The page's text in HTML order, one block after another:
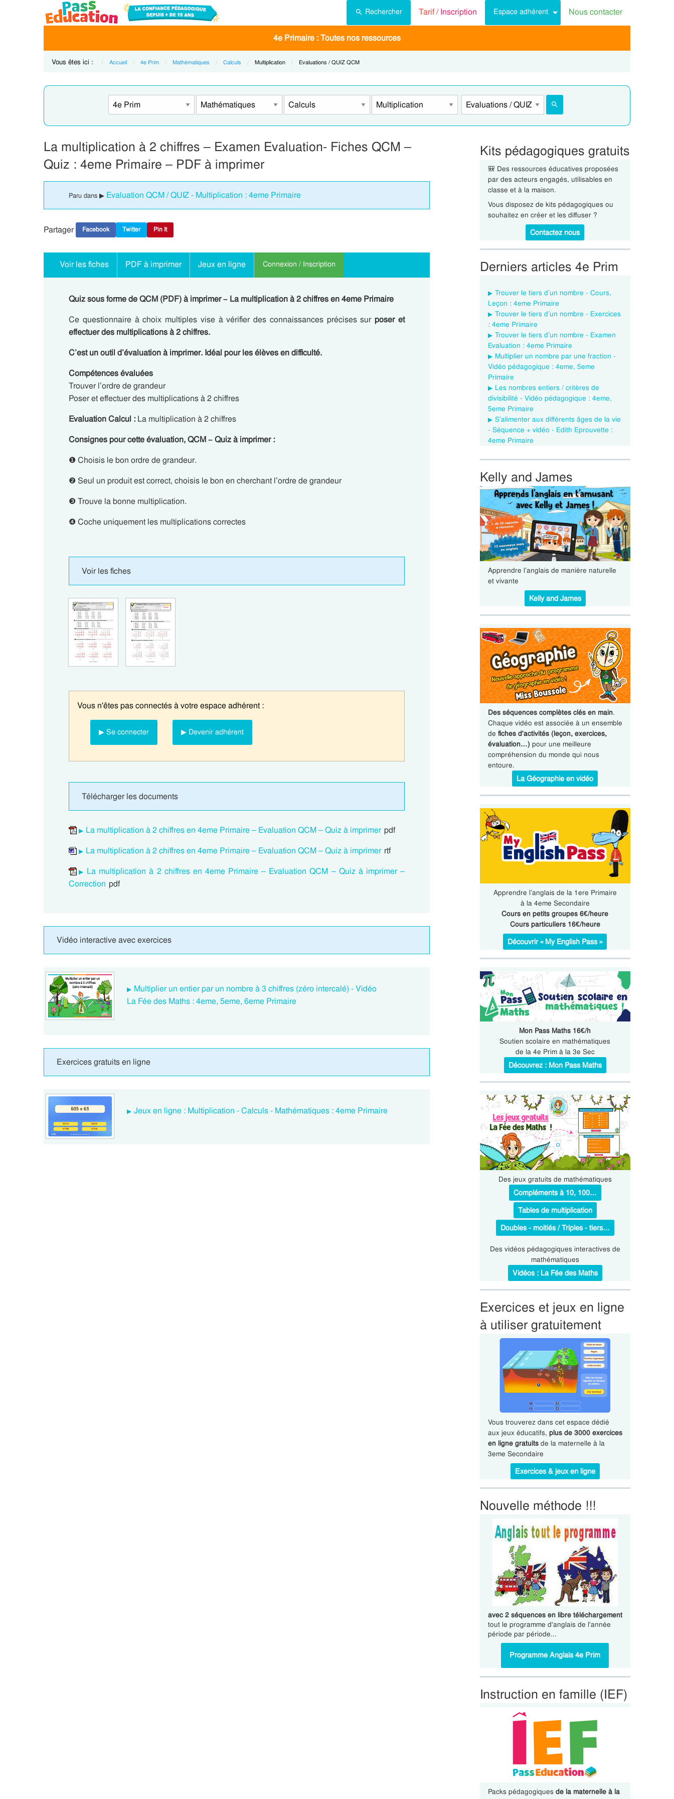
Rechercher Tarif /Inscription Espace adhérent Nous contacter
4e Primaire : Toutes nos ressources
Vous êtes ici : Accueil 4e Prim Mathématiques Calculs Current:
Multiplication Current:
Evaluations / QUIZ QCM
La multiplication à 2 chiffres – Examen Evaluation- Fiches QCM –
Quiz : 4eme Primaire – PDF à imprimer
Paru dans ▶ Evaluation QCM / QUIZ - Multiplication : 4eme Primaire
Partager Facebook Twitter Pin It
Voir les fiches PDF à imprimer Jeux en ligne Connexion / Inscription
Quiz sous forme de QCM (PDF) à imprimer – La multiplication à 2 chiffres en 4eme Primaire
Ce questionnaire à choix multiples vise à vérifier des connaissances précises sur poser et
effectuer des multiplications à 2 chiffres.
C’est un outil d’évaluation à imprimer. Idéal pour les élèves en difficulté.
Compétences évaluées
Trouver l’ordre de grandeur
Poser et effectuer des multiplications à 2 chiffres
Evaluation Calcul : La multiplication à 2 chiffres
Consignes pour cette évaluation, QCM – Quiz à imprimer :
❶ Choisis le bon ordre de grandeur.
❷ Seul un produit est correct, choisis le bon en cherchant l’ordre de grandeur
❸ Trouve la bonne multiplication.
❹ Coche uniquement les multiplications correctes
Voir les fiches
Vous n'êtes pas connectés à votre espace adhérent :
▶ Se connecter ▶ Devenir adhérent
Télécharger les documents
La multiplication à 2 chiffres en 4eme Primaire – Evaluation QCM – Quiz à imprimer pdf
La multiplication à 2 chiffres en 4eme Primaire – Evaluation QCM – Quiz à imprimer rtf
La multiplication à 2 chiffres en 4eme Primaire – Evaluation QCM – Quiz à imprimer –
Correction pdf
Vidéo interactive avec exercices
Multiplier un entier par un nombre à 3 chiffres (zéro intercalé) - Vidéo
La Fée des Maths : 4eme, 5eme, 6eme Primaire
Exercices gratuits en ligne
Jeux en ligne : Multiplication - Calculs - Mathématiques : 4eme Primaire
Kits pédagogiques gratuits
🎒 Des ressources éducatives proposées
par des acteurs engagés, utilisables en
classe et à la maison.
Vous disposez de kits pédagogiques ou
souhaitez en créer et les diffuser ?
Contactez nous
Derniers articles 4e Prim
Trouver le tiers d’un nombre - Cours,
Leçon : 4eme Primaire
Trouver le tiers d’un nombre - Exercices
: 4eme Primaire
Trouver le tiers d’un nombre - Examen
Evaluation : 4eme Primaire
Multiplier un nombre par une fraction -
Vidéo pédagogique : 4eme, 5eme
Primaire
Les nombres entiers / critères de
divisibilité - Vidéo pédagogique : 4eme,
5eme Primaire
S’alimenter aux différents âges de la vie
- Séquence + vidéo - Edith Eprouvette :
4eme Primaire
Kelly and James
Apprendre l’anglais de manière naturelle
et vivante
Kelly and James
Des séquences complètes clés en main.
Chaque vidéo est associée à un ensemble
de fiches d'activités (leçon, exercices,
évaluation…) pour une meilleure
compréhension du monde qui nous
entoure.
La Géographie en vidéo
Apprendre l’anglais de la 1ere Primaire
à la 4eme Secondaire
Cours en petits groupes 6€/heure
Cours particuliers 16€/heure
Découvrir « My English Pass »
Mon Pass Maths 16€/h
Soutien scolaire en mathématiques
de la 4e Prim à la 3e Sec
Découvrez : Mon Pass Maths
Des jeux gratuits de mathématiques
Compléments à 10, 100…
Tables de multiplication
Doubles - moitiés / Triples - tiers…
Des vidéos pédagogiques interactives de
mathématiques
Vidéos : La Fée des Maths
Exercices et jeux en ligne
à utiliser gratuitement
Vous trouverez dans cet espace dédié
aux jeux éducatifs, plus de 3000 exercices
en ligne gratuitsde la maternelle à la
3eme Secondaire
Exercices & jeux en ligne
Nouvelle méthode !!!
avec 2 séquences en libre téléchargement
tout le programme d'anglais de l'année
période par période...
Programme Anglais 4e Prim
Instruction en famille (IEF)
Packs pédagogiques de la maternelle à la